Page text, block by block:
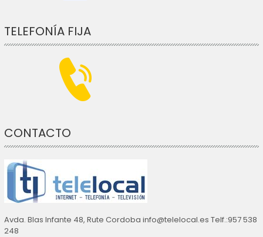
TELEFONÍA FIJA
CONTACTO
Avda. Blas Infante 48, Rute Cordoba info@telelocal.es Telf.:957 538
248